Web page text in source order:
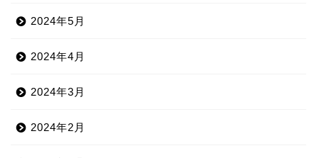
2024年5月
2024年4月
2024年3月
2024年2月